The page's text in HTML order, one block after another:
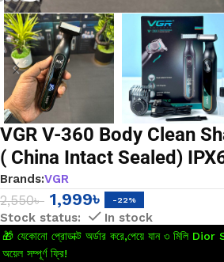
VGR V-360 Body Clean
( China Intact Sealed)
Brands:VGR
2,550৳ 1,999৳ -22%
In stock
🎁 যেকোনো প্রোডাক্ট অর্ডার করে,পেয়ে যান ৩ মিলি
অয়েল সম্পূর্ণ ফ্রি!